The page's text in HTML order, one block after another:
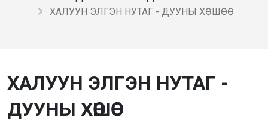
ХАЛУУН ЭЛГЭН НУТАГ - ДУУНЫ ХӨШӨӨ
ХАЛУУН ЭЛГЭН НУТАГ -
ДУУНЫ ХӨШӨӨ